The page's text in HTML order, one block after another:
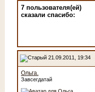
7 пользователя(ей)
сказали cпасибо:
21.09.2011, 19:34
Ольга.
Завсегдатай